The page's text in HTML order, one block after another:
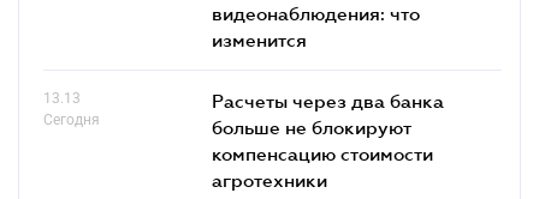
видеонаблюдения: что
изменится
13.13
Сегодня
Расчеты через два банка
больше не блокируют
компенсацию стоимости
агротехники